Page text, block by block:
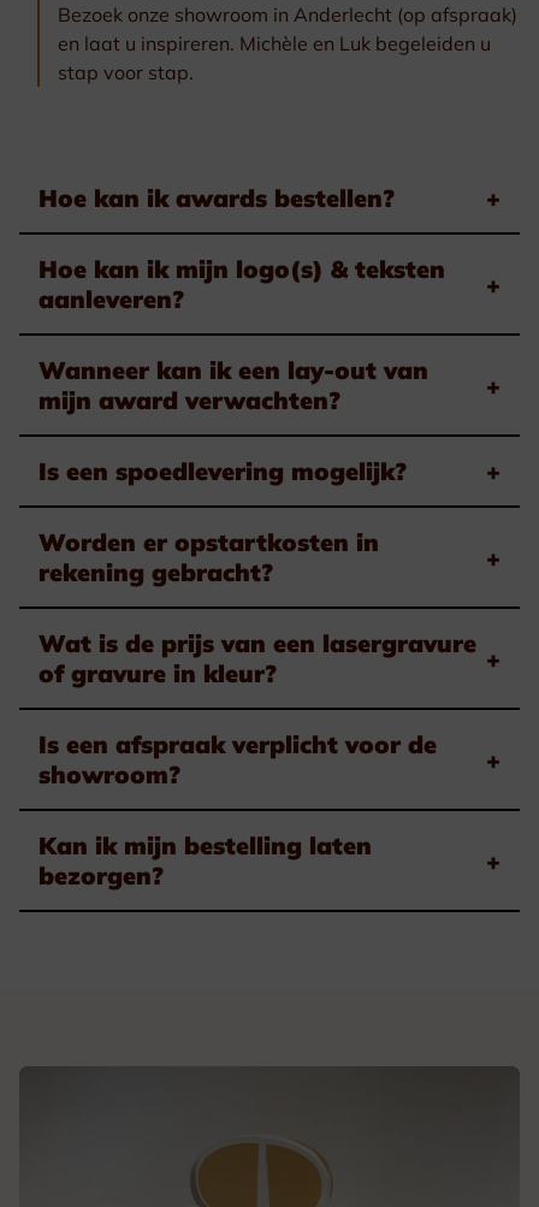
Bezoek onze showroom in Anderlecht (op afspraak)
en laat u inspireren. Michèle en Luk begeleiden u
stap voor stap.
Hoe kan ik awards bestellen? +
Hoe kan ik mijn logo(s) & teksten
aanleveren?
+
Wanneer kan ik een lay-out van
mijn award verwachten?
+
Is een spoedlevering mogelijk? +
Worden er opstartkosten in
rekening gebracht?
+
Wat is de prijs van een lasergravure
of gravure in kleur?
+
Is een afspraak verplicht voor de
showroom?
+
Kan ik mijn bestelling laten
bezorgen?
+